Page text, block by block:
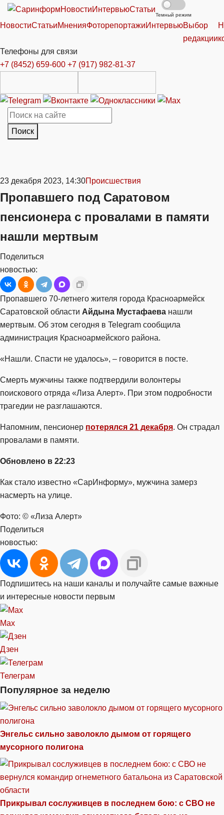
НовостиИнтервьюСтатьи
Темный режим
НовостиСтатьиМненияФоторепортажиИнтервьюВыбор
редакции
Телефоны для связи
+7 (8452) 659-600 +7 (917) 982-81-37
Поиск
23 декабря 2023, 14:30Происшествия
Пропавшего под Саратовом
пенсионера с провалами в памяти
нашли мертвым
Поделиться
новостью:
Пропавшего 70-летнего жителя города Красноармейск
Саратовской области Айдына Мустафаева нашли
мертвым. Об этом сегодня в Telegram сообщила
администрация Красноармейского района.
«Нашли. Спасти не удалось», – говорится в посте.
Смерть мужчины также подтвердили волонтеры
поискового отряда «Лиза Алерт». При этом подробности
трагедии не разглашаются.
Напомним, пенсионер потерялся 21 декабря. Он страдал
провалами в памяти.
Обновлено в 22:23
Как стало известно «СарИнформу», мужчина замерз
насмерть на улице.
Фото: © «Лиза Алерт»
Поделиться
новостью:
Подпишитесь на наши каналы и получайте самые важные
и интересные новости первым
Max
Дзен
Телеграм
Популярное за неделю
Энгельс сильно заволокло дымом от горящего
мусорного полигона
Прикрывал сослуживцев в последнем бою: с СВО не